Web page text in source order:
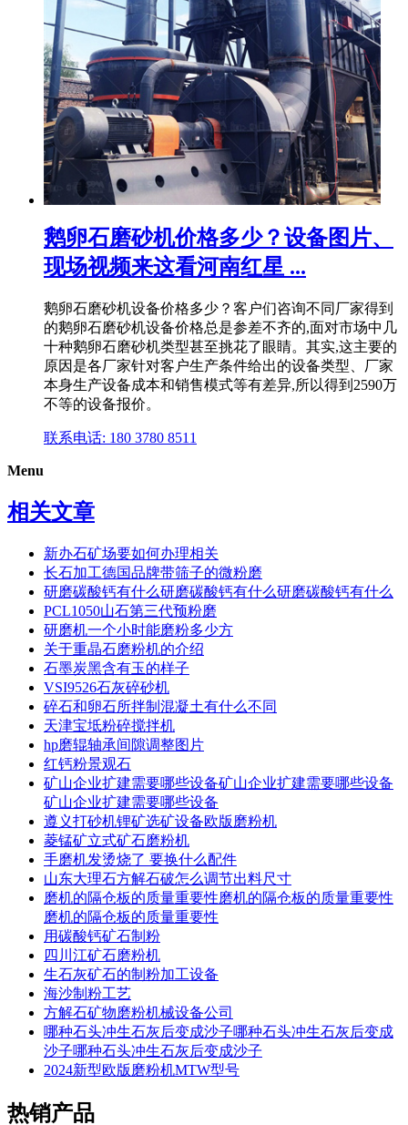
鹅卵石磨砂机价格多少？设备图片、
现场视频来这看河南红星 ...
鹅卵石磨砂机设备价格多少？客户们咨询不同厂家得到
的鹅卵石磨砂机设备价格总是参差不齐的,面对市场中几
十种鹅卵石磨砂机类型甚至挑花了眼睛。其实,这主要的
原因是各厂家针对客户生产条件给出的设备类型、厂家
本身生产设备成本和销售模式等有差异,所以得到2590万
不等的设备报价。
联系电话: 180 3780 8511
Menu
相关文章
新办石矿场要如何办理相关
长石加工德国品牌带筛子的微粉磨
研磨碳酸钙有什么研磨碳酸钙有什么研磨碳酸钙有什么
PCL1050山石第三代预粉磨
研磨机一个小时能磨粉多少方
关于重晶石磨粉机的介绍
石墨炭黑含有玉的样子
VSI9526石灰碎砂机
碎石和卵石所拌制混凝土有什么不同
天津宝坻粉碎搅拌机
hp磨辊轴承间隙调整图片
红钙粉景观石
矿山企业扩建需要哪些设备矿山企业扩建需要哪些设备
矿山企业扩建需要哪些设备
遵义打砂机锂矿选矿设备欧版磨粉机
菱锰矿立式矿石磨粉机
手磨机发烫烧了 要换什么配件
山东大理石方解石破怎么调节出料尺寸
磨机的隔仓板的质量重要性磨机的隔仓板的质量重要性
磨机的隔仓板的质量重要性
用碳酸钙矿石制粉
四川江矿石磨粉机
生石灰矿石的制粉加工设备
海沙制粉工艺
方解石矿物磨粉机械设备公司
哪种石头冲生石灰后变成沙子哪种石头冲生石灰后变成
沙子哪种石头冲生石灰后变成沙子
2024新型欧版磨粉机MTW型号
热销产品